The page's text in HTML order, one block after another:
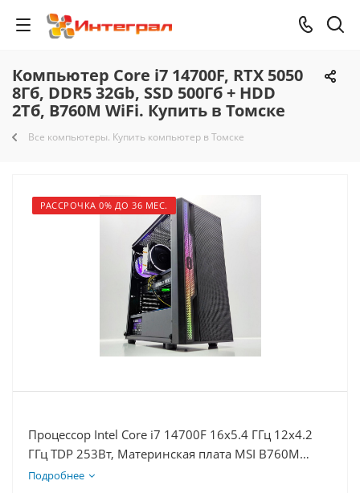
Компьютер Core i7 14700F, RTX 5050
8Гб, DDR5 32Gb, SSD 500Гб + HDD
2Тб, B760M WiFi. Купить в Томске
Все компьютеры. Купить компьютер в Томске
РАССРОЧКА 0% ДО 36 МЕС.
Процессор Intel Core i7 14700F 16x5.4 ГГц 12x4.2
ГГц TDP 253Вт, Материнская плата MSI B760M
BOMBER WIFI D5, Видеокарта RTX 5050 8Гб, Память
Подробнее